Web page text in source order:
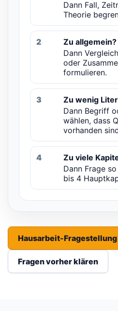
Dann Fall,
Theorie
2
Zu allgemein?
Dann
oder
formulieren.
3
Zu wenig
Dann Begriff
wählen, dass
vorhanden
4
Zu viele
Dann Frage
bis 4
Hausarbeit-
Fragen vorher klären